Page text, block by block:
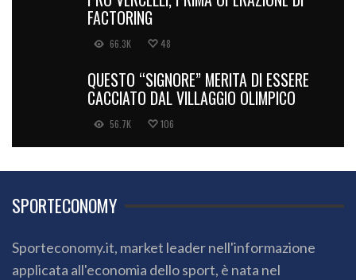
FACTORING
66.3K 48
QUESTO “SIGNORE” MERITA DI ESSERE
CACCIATO DAL VILLAGGIO OLIMPICO
56.7K 106
SPORTECONOMY
Sporteconomy.it, market leader nell'informazione
applicata all'economia dello sport, è nata nel